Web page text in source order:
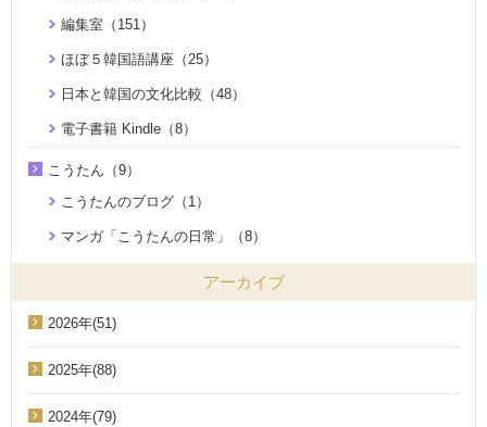
編集室（151）
ほぼ５韓国語講座（25）
日本と韓国の文化比較（48）
電子書籍 Kindle（8）
こうたん（9）
こうたんのブログ（1）
マンガ「こうたんの日常」（8）
アーカイブ
2026年(51)
2025年(88)
2024年(79)